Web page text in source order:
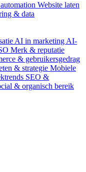
Website laten
& data
AI in marketing AI-
Merk & reputatie
& gebruikersgedrag
& strategie Mobiele
SEO &
& organisch bereik